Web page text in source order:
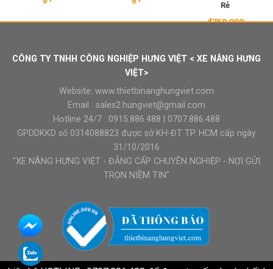
Rẻ
₫750.000
CÔNG TY TNHH CÔNG NGHIỆP HƯNG VIỆT < XE NÂNG HƯNG
VIỆT>
Website: www.thietbinanghungviet.com
Email : sales2.hungviet@gmail.com
Hotline 24/7 : 0915.886.488
0707.886.488
GPDDKKD số 0314088823 được sở KH-ĐT TP. HCM cấp ngày
31/10/2016
"XE NÂNG HƯNG VIỆT - ĐẲNG CẤP CHUYÊN NGHIỆP - NƠI GỬI
TRỌN NIỀM TIN"